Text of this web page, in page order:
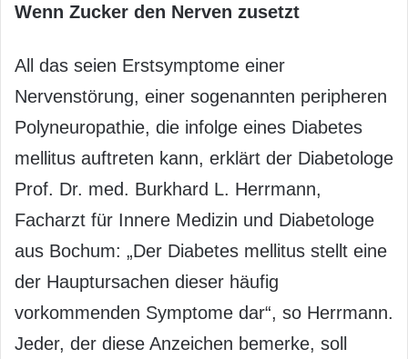
Wenn Zucker den Nerven zusetzt
All das seien Erstsymptome einer
Nervenstörung, einer sogenannten peripheren
Polyneuropathie, die infolge eines Diabetes
mellitus auftreten kann, erklärt der Diabetologe
Prof. Dr. med. Burkhard L. Herrmann,
Facharzt für Innere Medizin und Diabetologe
aus Bochum: „Der Diabetes mellitus stellt eine
der Hauptursachen dieser häufig
vorkommenden Symptome dar“, so Herrmann.
Jeder, der diese Anzeichen bemerke, soll